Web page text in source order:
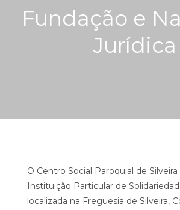
Fundação e
Jurídica
O Centro Social Paroquial de
Instituição Particular de
localizada na Freguesia de Silveira,